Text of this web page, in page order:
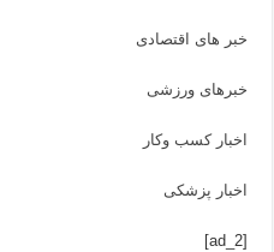
خبر های اقتصادی
خبرهای ورزشی
اخبار کسب وکار
اخبار پزشکی
[ad_2]